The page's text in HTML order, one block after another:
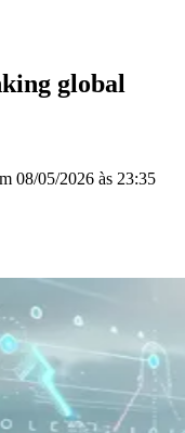
MarcoCidades da
Jardim Silveira
Osasco
Parque dos
Parque Viana
Pirapora
Vila Boa VistaVila
Vila Nossa Sra. da
global
08/05/2026 às 23:35